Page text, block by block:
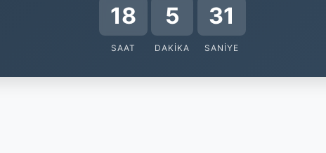
18
SAAT
5
DAKIKA
30
SANIYE